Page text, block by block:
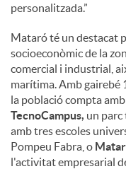
personalitzada.”
Mataró té un destacat
socioeconòmic de la
comercial i industrial,
marítima. Amb gairebé
la població compta
TecnoCampus, un parc
amb tres escoles
Pompeu Fabra, o
l'activitat empresarial